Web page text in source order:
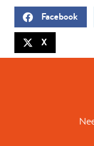
Facebook
X